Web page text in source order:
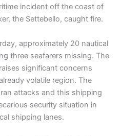
incident off the coast of
the Settebello, caught fire.
approximately 20 nautical
three seafarers missing. The
significant concerns
volatile region. The
attacks and this shipping
security situation in
shipping lanes.